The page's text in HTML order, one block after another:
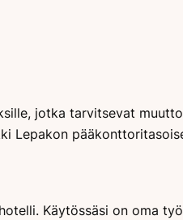
jotka tarvitsevat
Lepakon
Käytössäsi on oma